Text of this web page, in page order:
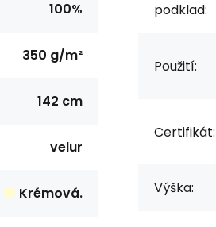
100%
350 g/m²
142 cm
velur
Krémová.
podklad:
Použití:
Certifikát:
Výška: